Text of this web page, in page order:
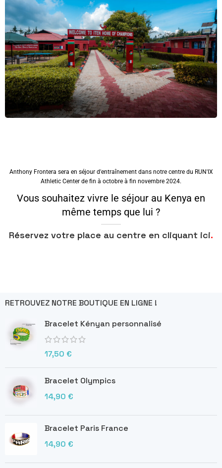
Anthony Frontera sera en séjour d'entraînement dans notre centre du RUN'IX
Athletic Center de fin à octobre à fin novembre 2024.
Vous souhaitez vivre le séjour au Kenya en
même temps que lui ?
Réservez votre place au centre en cliquant ici.
RETROUVEZ NOTRE BOUTIQUE EN LIGNE !
Bracelet Kényan personnalisé
17,50 €
Bracelet Olympics
14,90 €
Bracelet Paris France
14,90 €